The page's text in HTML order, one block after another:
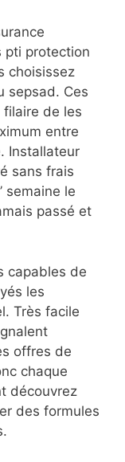
pti protection
choisissez
sepsad. Ces
de les
entre
Installateur
sans frais
semaine le
passé et
capables de
les
Très facile
offres de
chaque
découvrez
des formules